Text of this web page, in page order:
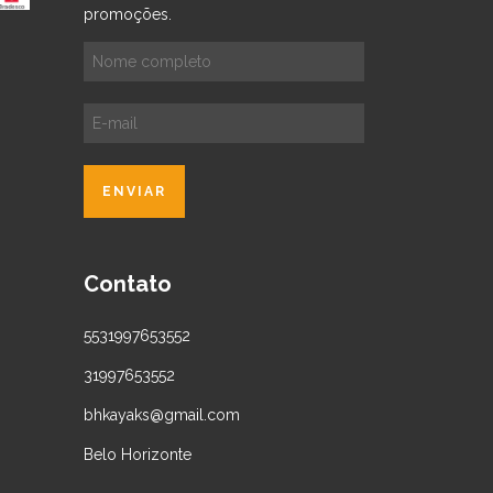
promoções.
Contato
5531997653552
31997653552
bhkayaks@gmail.com
Belo Horizonte